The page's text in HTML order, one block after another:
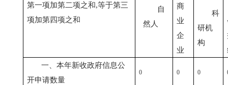
第一项加第二项之和,等于第三
项加第四项之和
自
然人
商
业
企
业
科
研机
构
一、本年新收政府信息公
开申请数量
0 0 0